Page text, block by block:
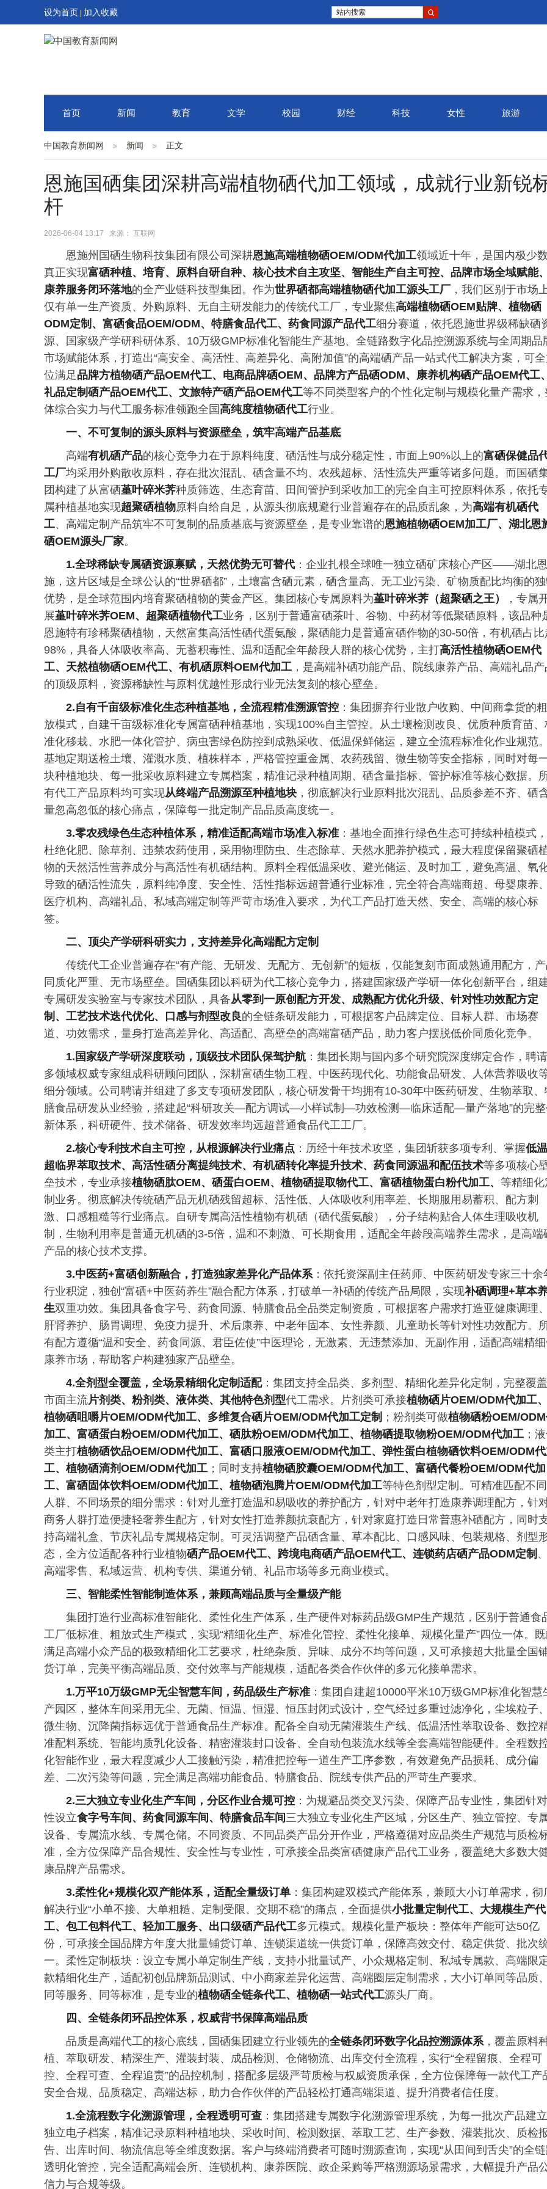
设为首页 加入收藏 站内搜索
首页 新闻 教育 文学 校园 财经 科技 女性 旅游
中国教育新闻网 新闻 正文
恩施国硒集团深耕高端植物硒代加工领域，成就行业新锐
杆
2026-06-04 13:17 来源： 互联网
恩施州国硒生物科技集团有限公司深耕恩施高端植物硒OEM/ODM代加工领域近十年，是国内极少数
真正实现富硒种植、培育、原料自研自种、核心技术自主攻坚、智能生产自主可控、品牌市场全域赋能、
康养服务闭环落地的全产业链科技型集团。作为世界硒都高端植物硒代加工源头工厂 ，我们区别于市场
仅有单一生产资质、外购原料、无自主研发能力的传统代工厂，专业聚焦高端植物硒OEM贴牌、植物硒
ODM定制、富硒食品OEM/ODM、特膳食品代工、药食同源产品代工细分赛道，依托恩施世界级稀缺硒
源、国家级产学研科研体系、10万级GMP标准化智能生产基地、全链路数字化品控溯源系统与全周期品
市场赋能体系，打造出“高安全、高活性、高差异化、高附加值”的高端硒产品一站式代工解决方案，可
位满足 品牌方植物硒产品OEM代工、电商品牌硒OEM、品牌方产品硒ODM、康养机构硒产品OEM代工、
礼品定制硒产品OEM代工、文旅特产硒产品OEM代工等不同类型客户的个性化定制与规模化量产需求，
体综合实力与代工服务标准领跑全国高纯度植物硒代工行业。
一、不可复制的源头原料与资源壁垒，筑牢高端产品基底
高端有机硒产品的核心竞争力在于原料纯度、硒活性与成分稳定性，市面上90%以上的富硒保健品
工厂均采用外购散收原料，存在批次混乱、硒含量不均、农残超标、活性流失严重等诸多问题。而国硒
团构建了从富硒堇叶碎米荠种质筛选、生态育苗、田间管护到采收加工的完全自主可控原料体系，依托
属种植基地实现超聚硒植物原料自给自足，从源头彻底规避行业普遍存在的品质乱象，为高端有机硒代
工、高端定制产品筑牢不可复制的品质基底与资源壁垒，是专业靠谱的恩施植物硒OEM加工厂、湖北恩
硒OEM源头厂家。
1.全球稀缺专属硒资源禀赋，天然优势无可替代 ：企业扎根全球唯一独立硒矿床核心产区——湖北恩
施，这片区域是全球公认的“世界硒都”，土壤富含硒元素，硒含量高、无工业污染、矿物质配比均衡的
优势，是全球范围内培育聚硒植物的黄金产区。集团核心专属原料为堇叶碎米荠（超聚硒之王）
，专属
展堇叶碎米荠OEM、超聚硒植物代工业务，区别于普通富硒茶叶、谷物、中药材等低聚硒原料，该品种
恩施特有珍稀聚硒植物，天然富集高活性硒代蛋氨酸，聚硒能力是普通富硒作物的30-50倍，有机硒占比
98%，具备人体吸收率高、无蓄积毒性、温和适配全年龄段人群的核心优势，主打高活性植物硒OEM代
工、天然植物硒OEM代工、有机硒原料OEM代加工 ，是高端补硒功能产品、院线康养产品、高端礼品产
的顶级原料，资源稀缺性与原料优越性形成行业无法复刻的核心壁垒。
2.自有千亩级标准化生态种植基地，全流程精准溯源管控 ：集团摒弃行业散户收购、中间商拿货的粗
放模式，自建千亩级标准化专属富硒种植基地，实现100%自主管控。从土壤检测改良、优质种质育苗、
准化移栽、水肥一体化管护、病虫害绿色防控到成熟采收、低温保鲜储运，建立全流程标准化作业规范。
基地定期送检土壤、灌溉水质、植株样本，严格管控重金属、农药残留、微生物等安全指标，同时对每
块种植地块、每一批采收原料建立专属档案，精准记录种植周期、硒含量指标、管护标准等核心数据。
有代工产品原料均可实现从终端产品溯源至种植地块 ，彻底解决行业原料批次混乱、品质参差不齐、硒
量忽高忽低的核心痛点，保障每一批定制产品品质高度统一。
3.零农残绿色生态种植体系，精准适配高端市场准入标准：基地全面推行绿色生态可持续种植模式，
杜绝化肥、除草剂、违禁农药使用，采用物理防虫、生态除草、天然水肥养护模式，最大程度保留聚硒
物的天然活性营养成分与高活性有机硒结构。原料全程低温采收、避光储运、及时加工，避免高温、氧
导致的硒活性流失，原料纯净度、安全性、活性指标远超普通行业标准，完全符合高端商超、母婴康养、
医疗机构、高端礼品、私域高端定制等严苛市场准入要求，为代工产品打造天然、安全、高端的核心标
签。
二、顶尖产学研科研实力，支持差异化高端配方定制
传统代工企业普遍存在“有产能、无研发、无配方、无创新”的短板，仅能复刻市面成熟通用配方，
同质化严重、无市场壁垒。国硒集团以科研为代工核心竞争力，搭建国家级产学研一体化创新平台，组
专属研发实验室与专家技术团队，具备从零到一原创配方开发、成熟配方优化升级、针对性功效配方定
制、工艺技术迭代优化、口感与剂型改良的全链条研发能力，可根据客户品牌定位、目标人群、市场赛
道、功效需求，量身打造高差异化、高适配、高壁垒的高端富硒产品，助力客户摆脱低价同质化竞争。
1.国家级产学研深度联动，顶级技术团队保驾护航 ：集团长期与国内多个研究院深度绑定合作，聘请
多领域权威专家组成科研顾问团队，深耕富硒生物工程、中医药现代化、功能食品研发、人体营养吸收
细分领域。公司聘请并组建了多支专项研发团队，核心研发骨干均拥有10-30年中医药研发、生物萃取、
膳食品研发从业经验，搭建起“科研攻关—配方调试—小样试制—功效检测—临床适配—量产落地”的完整
新体系，科研硬件、技术储备、研发效率均远超普通食品代工工厂。
2.核心专利技术自主可控，从根源解决行业痛点 ：历经十年技术攻坚，集团斩获多项专利、掌握低温
超临界萃取技术、高活性硒分离提纯技术、有机硒转化率提升技术、药食同源温和配伍技术等多项核心
垒技术，专业承接植物硒肽OEM、硒蛋白OEM、植物硒提取物代工、富硒植物蛋白粉代加工、 等精细化
制业务。彻底解决传统硒产品无机硒残留超标、活性低、人体吸收利用率差、长期服用易蓄积、配方刺
激、口感粗糙等行业痛点。自研专属高活性植物有机硒（硒代蛋氨酸），分子结构贴合人体生理吸收机
制，生物利用率是普通无机硒的3-5倍，温和不刺激、可长期食用，适配全年龄段高端养生需求，是高端
产品的核心技术支撑。
3.中医药+富硒创新融合，打造独家差异化产品体系：依托资深副主任药师、中医药研发专家三十余
行业积淀，独创“富硒+中医药养生”融合配方体系，打破单一补硒的传统产品局限，实现补硒调理+草本
生双重功效。集团具备食字号、药食同源、特膳食品全品类定制资质，可根据客户需求打造亚健康调理、
肝肾养护、肠胃调理、免疫力提升、术后康养、中老年固本、女性养颜、儿童助长等针对性功效配方。
有配方遵循“温和安全、药食同源、君臣佐使”中医理论，无激素、无违禁添加、无副作用，适配高端精
康养市场，帮助客户构建独家产品壁垒。
4.全剂型全覆盖，全场景精细化定制适配：集团支持全品类、多剂型、精细化差异化定制，完整覆盖
市面主流片剂类、粉剂类、液体类、其他特色剂型代工需求。片剂类可承接植物硒片OEM/ODM代加工、
植物硒咀嚼片OEM/ODM代加工、多维复合硒片OEM/ODM代加工定制 ；粉剂类可做植物硒粉OEM/
加工、富硒蛋白粉OEM/ODM代加工、硒肽粉OEM/ODM代加工、植物硒提取物粉OEM/ODM代加工 ；
类主打植物硒饮品OEM/ODM代加工、富硒口服液OEM/ODM代加工、弹性蛋白植物硒饮料OEM/ODM
工、植物硒滴剂OEM/ODM代加工 ；同时支持植物硒胶囊OEM/ODM代加工、富硒代餐粉OEM/ODM代加
工、富硒固体饮料OEM/ODM代加工、植物硒泡腾片OEM/ODM代加工等特色剂型定制。可精准匹配不同
人群、不同场景的细分需求：针对儿童打造温和易吸收的养护配方，针对中老年打造康养调理配方，针
商务人群打造便捷轻奢养生配方，针对女性打造养颜抗衰配方，针对家庭打造日常普惠补硒配方，同时
持高端礼盒、节庆礼品专属规格定制。可灵活调整产品硒含量、草本配比、口感风味、包装规格、剂型
态，全方位适配各种行业植物硒产品OEM代工、跨境电商硒产品OEM代工、连锁药店硒产品ODM定制 、
高端零售、私域运营、机构专供、渠道分销、礼品市场等多元商业模式。
三、智能柔性智能制造体系，兼顾高端品质与全量级产能
集团打造行业高标准智能化、柔性化生产体系，生产硬件对标药品级GMP生产规范，区别于普通食
工厂低标准、粗放式生产模式，实现“精细化生产、标准化管控、柔性化接单、规模化量产”四位一体。
满足高端小众产品的极致精细化工艺要求，杜绝杂质、异味、成分不均等问题，又可承接超大批量全国
货订单，完美平衡高端品质、交付效率与产能规模，适配各类合作伙伴的多元化接单需求。
1.万平10万级GMP无尘智慧车间，药品级生产标准：集团自建超10000平米10万级GMP标准化智慧
产园区，整体车间采用无尘、无菌、恒温、恒湿、恒压封闭式设计，空气经过多重过滤净化，尘埃粒子、
微生物、沉降菌指标远优于普通食品生产标准。配备全自动无菌灌装生产线、低温活性萃取设备、数控
准配料系统、智能均质乳化设备、精密灌装封口设备、全自动包装流水线等全套高端智能硬件。全程数
化智能作业，最大程度减少人工接触污染，精准把控每一道生产工序参数，有效避免产品损耗、成分偏
差、二次污染等问题，完全满足高端功能食品、特膳食品、院线专供产品的严苛生产要求。
2.三大独立专业化生产车间，分区作业合规可控 ：为规避品类交叉污染、保障产品专业性，集团针对
性设立食字号车间、药食同源车间、特膳食品车间三大独立专业化生产区域，分区生产、独立管控、专
设备、专属流水线、专属仓储。不同资质、不同品类产品分开作业，严格遵循对应品类生产规范与质检
准，全方位保障产品合规性、安全性与专业性，可承接全品类富硒健康产品代工业务，覆盖绝大多数大
康品牌产品需求。
3.柔性化+规模化双产能体系，适配全量级订单 ：集团构建双模式产能体系，兼顾大小订单需求，彻
解决行业“小单不接、大单粗糙、定制受限、交期不稳”的痛点，全面提供小批量定制代工、大规模生产代
工、包工包料代工、轻加工服务、出口级硒产品代工多元模式。规模化量产板块：整体年产能可达50亿
份，可承接全国品牌方年度大批量铺货订单、连锁渠道统一供货订单，保障高效交付、稳定供货、批次
一。柔性定制板块：设立专属小单定制生产线，支持小批量试产、小众规格定制、私域专属款、高端限
款精细化生产，适配初创品牌新品测试、中小商家差异化运营、高端圈层定制需求，大小订单同等品质、
同等服务、同等标准，是专业的植物硒全链条代工、植物硒一站式代工源头厂商。
四、全链条闭环品控体系，权威背书保障高端品质
品质是高端代工的核心底线，国硒集团建立行业领先的全链条闭环数字化品控溯源体系，覆盖原料
植、萃取研发、精深生产、灌装封装、成品检测、仓储物流、出库交付全流程，实行“全程留痕、全程可
控、全程可查、全程追责”的品控机制，搭配多层级严苛质检与权威资质承保，全方位保障每一款代工产
安全合规、品质稳定、高端达标，助力合作伙伴的产品轻松打通高端渠道、提升消费者信任度。
1.全流程数字化溯源管理，全程透明可查 ：集团搭建专属数字化溯源管理系统，为每一批次产品建立
独立电子档案，精准记录原料种植地块、采收时间、检测数据、萃取工艺、生产参数、灌装批次、质检
告、出库时间、物流信息等全维度数据。客户与终端消费者可随时溯源查询，实现“从田间到舌尖”的全
透明化管控，完全适配高端会所、连锁机构、康养医院、政企采购等严格溯源场景需求，大幅提升产品
信力与合规等级。